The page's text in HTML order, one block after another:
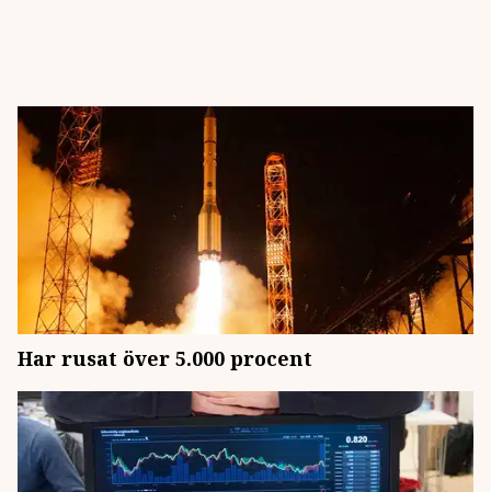
Har rusat över 5.000 procent